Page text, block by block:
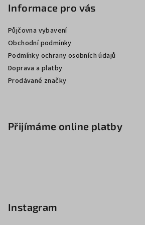
Informace pro vás
Půjčovna vybavení
Obchodní podmínky
Podmínky ochrany osobních údajů
Doprava a platby
Prodávané značky
Přijímáme online platby
Instagram